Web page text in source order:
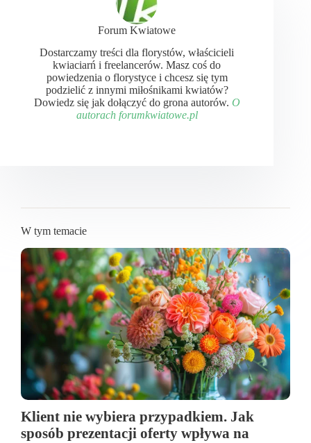
Forum Kwiatowe
Dostarczamy treści dla florystów, właścicieli
kwiaciarń i freelancerów. Masz coś do
powiedzenia o florystyce i chcesz się tym
podzielić z innymi miłośnikami kwiatów?
Dowiedz się jak dołączyć do grona autorów. O
autorach forumkwiatowe.pl
W tym temacie
Klient nie wybiera przypadkiem. Jak
sposób prezentacji oferty wpływa na